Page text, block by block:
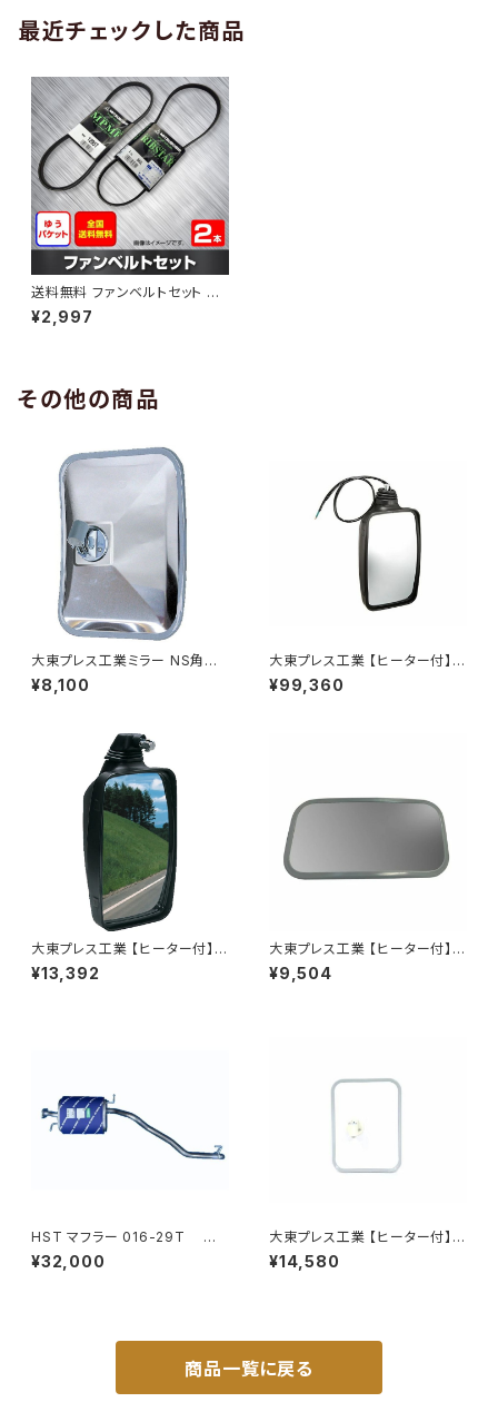
最近チェックした商品
送料無料 ファンベルトセット ト
ヨタ ピクシスメガ 型式LA700A
H28.05～ （国内トップメーカ
¥2,997
その他の商品
大東プレス工業ミラー NS角型
トレーラーﾐﾗｰ (SUS) L013 DI
-58SUS
¥8,100
大東プレス工業 【ヒーター付】ハ
イウェイミラー リモコン+ヒータ
ー付 DI-6021CXE
¥99,360
大東プレス工業 【ヒーター付】ハ
イウェイミラー ヒーター付 100
¥13,392
大東プレス工業 【ヒーター付】サ
イドミラー/バックミラーJ08 DI
-7Z
¥9,504
HST マフラー 016-29T コ
モ JVR2E26 イスズ 本体オー
ルステンレス 車検対応 純正同
¥32,000
大東プレス工業 【ヒーター付】
サイドミラー/バックミラー トレ
¥14,580
商品一覧に戻る